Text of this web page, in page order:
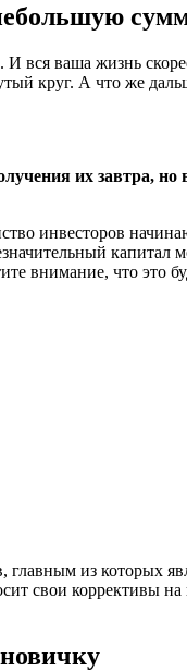
И вся ваша жизнь
круг. А что же
их завтра,
инвесторов
внимание, что это
из которых
свои коррективы